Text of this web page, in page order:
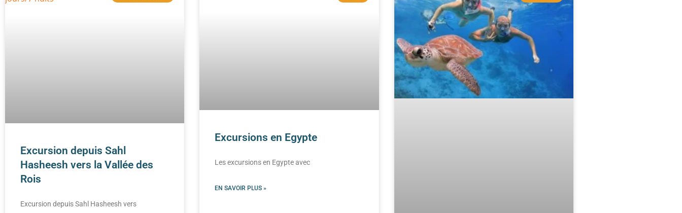
Excursion depuis Sahl
Hasheesh vers la Vallée des
Rois
Excursion depuis Sahl Hasheesh vers
Excursions en Egypte
Les excursions en Egypte avec
EN SAVOIR PLUS »